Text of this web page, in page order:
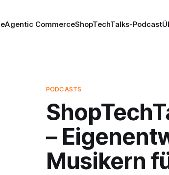
Agentic CommerceShopTechTalks-Podcast
PODCASTS
–
Musikern